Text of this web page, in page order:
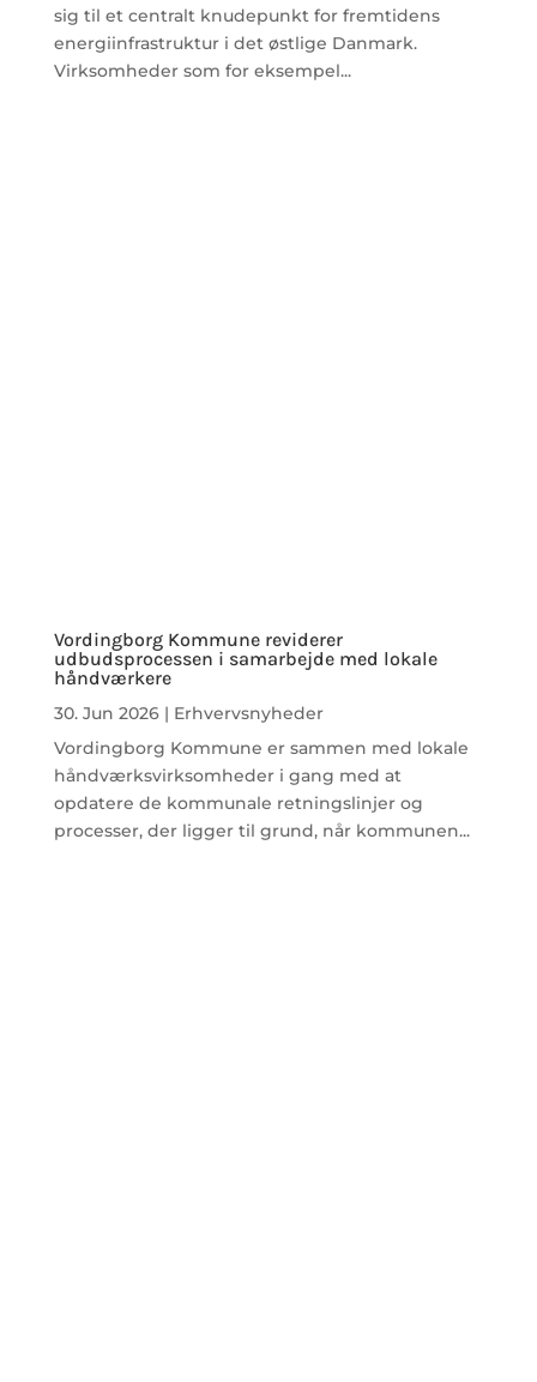
sig til et centralt knudepunkt for fremtidens
energiinfrastruktur i det østlige Danmark.
Virksomheder som for eksempel...
Vordingborg Kommune reviderer
udbudsprocessen i samarbejde med lokale
håndværkere
30. Jun 2026| Erhvervsnyheder
Vordingborg Kommune er sammen med lokale
håndværksvirksomheder i gang med at
opdatere de kommunale retningslinjer og
processer, der ligger til grund, når kommunen...